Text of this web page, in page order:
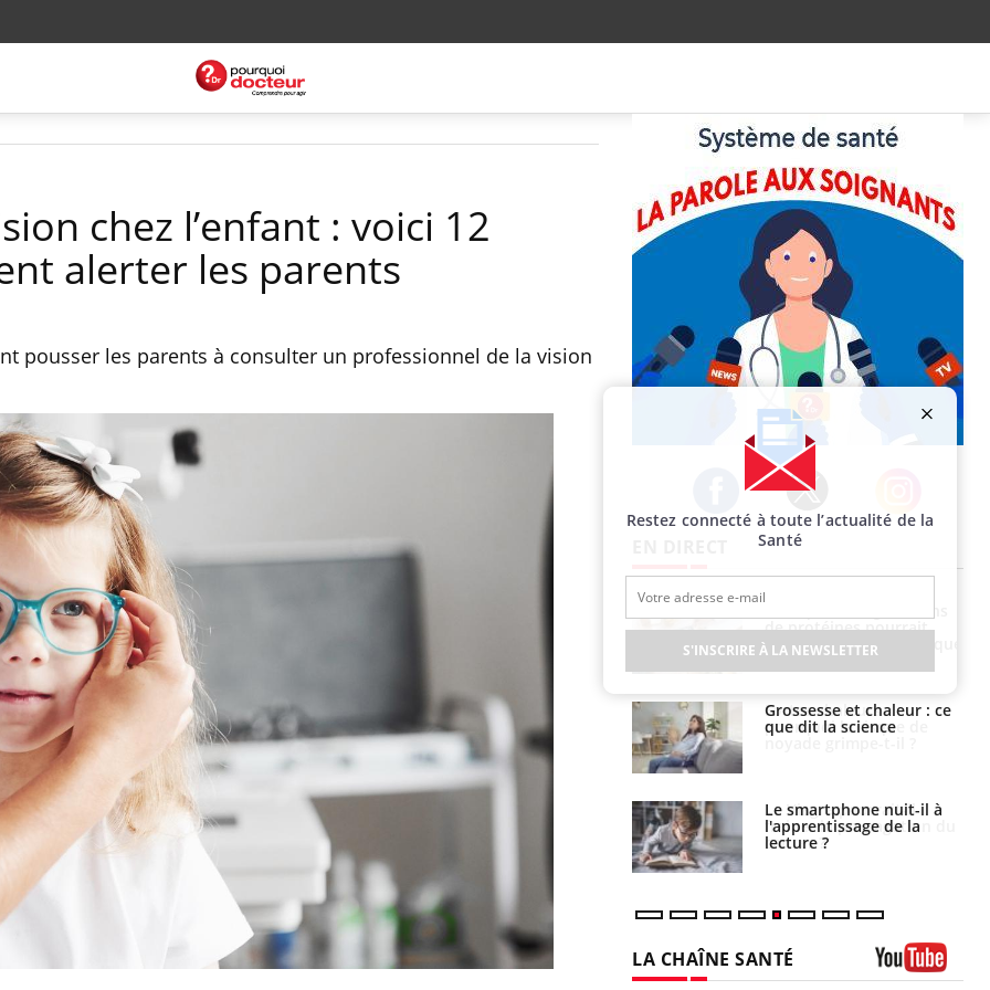
chez l’enfant : voici 12
alerter les parents
pousser les parents à consulter un professionnel de la vision
Facebook Twitter Instagram
Cytomégalovirus : ce qui
change dans la prise en
charge des femmes
enceintes
La sieste empêche-t-elle
de dormir la nuit ?
VIH : la fin du comprimé
tous les jours se profile-t-
elle enfin ?
Fortes chaleurs :
pourquoi le risque de
noyade grimpe-t-il ?
de protéines pourrait
finalement être bénéfique
Grossesse et chaleur : ce
que dit la science
Le smartphone nuit-il à
l'apprentissage de la
lecture ?
LA CHAÎNE SANTÉ
Restez connecté à toute l’actualité de la
Santé
S'INSCRIRE À LA NEWSLETTER